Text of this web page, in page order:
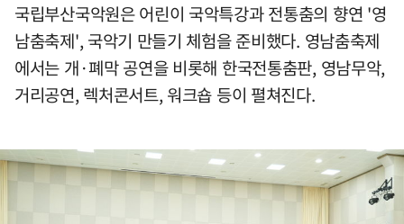
국립부산국악원은 어린이 국악특강과 전통춤의 향연 '영
남춤축제', 국악기 만들기 체험을 준비했다. 영남춤축제
에서는 개·폐막 공연을 비롯해 한국전통춤판, 영남무악,
거리공연, 렉처콘서트, 워크숍 등이 펼쳐진다.